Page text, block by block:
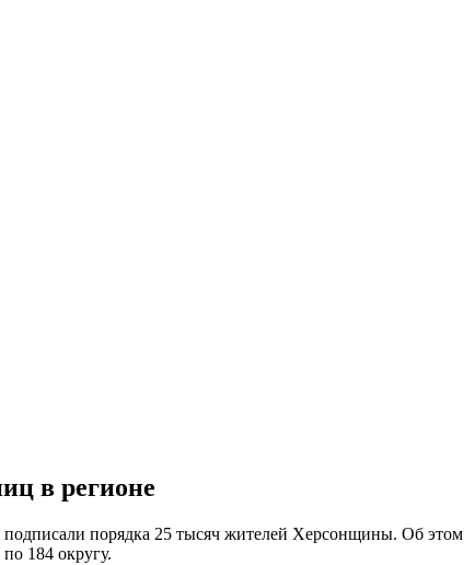
в регионе
порядка 25 тысяч жителей Херсонщины. Об этом
184 округу.